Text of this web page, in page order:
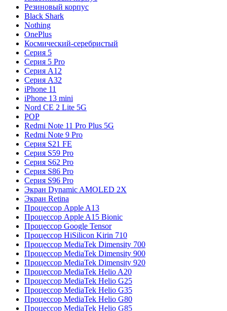
Резиновый корпус
Black Shark
Nothing
OnePlus
Космический-серебристый
Серия 5
Серия 5 Pro
Серия A12
Серия A32
iPhone 11
iPhone 13 mini
Nord CE 2 Lite 5G
POP
Redmi Note 11 Pro Plus 5G
Redmi Note 9 Pro
Серия S21 FE
Серия S59 Pro
Серия S62 Pro
Серия S86 Pro
Серия S96 Pro
Экран Dynamic AMOLED 2X
Экран Retina
Процессор Apple A13
Процессор Apple A15 Bionic
Процессор Google Tensor
Процессор HiSilicon Kirin 710
Процессор MediaTek Dimensity 700
Процессор MediaTek Dimensity 900
Процессор MediaTek Dimensity 920
Процессор MediaTek Helio A20
Процессор MediaTek Helio G25
Процессор MediaTek Helio G35
Процессор MediaTek Helio G80
Процессор MediaTek Helio G85